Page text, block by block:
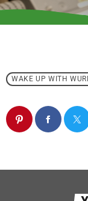
WAKE UP WITH